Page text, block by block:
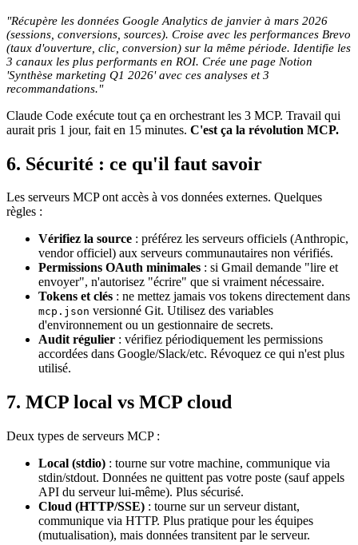
"Récupère les données Google Analytics de janvier à mars 2026
(sessions, conversions, sources). Croise avec les performances Brevo
(taux d'ouverture, clic, conversion) sur la même période. Identifie les
3 canaux les plus performants en ROI. Crée une page Notion
'Synthèse marketing Q1 2026' avec ces analyses et 3
recommandations."
Claude Code exécute tout ça en orchestrant les 3 MCP. Travail qui
aurait pris 1 jour, fait en 15 minutes. C'est ça la révolution MCP.
6. Sécurité : ce qu'il faut savoir
Les serveurs MCP ont accès à vos données externes. Quelques
règles :
Vérifiez la source : préférez les serveurs officiels (Anthropic,
vendor officiel) aux serveurs communautaires non vérifiés.
Permissions OAuth minimales : si Gmail demande "lire et
envoyer", n'autorisez "écrire" que si vraiment nécessaire.
Tokens et clés : ne mettez jamais vos tokens directement dans
mcp.json versionné Git. Utilisez des variables
d'environnement ou un gestionnaire de secrets.
Audit régulier : vérifiez périodiquement les permissions
accordées dans Google/Slack/etc. Révoquez ce qui n'est plus
utilisé.
7. MCP local vs MCP cloud
Deux types de serveurs MCP :
Local (stdio) : tourne sur votre machine, communique via
stdin/stdout. Données ne quittent pas votre poste (sauf appels
API du serveur lui-même). Plus sécurisé.
Cloud (HTTP/SSE) : tourne sur un serveur distant,
communique via HTTP. Plus pratique pour les équipes
(mutualisation), mais données transitent par le serveur.